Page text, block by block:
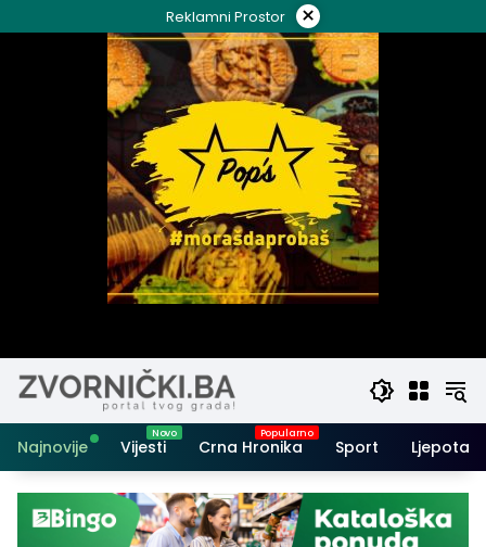
to
Reklamni Prostor ×
Najnovije Vijesti Crna Hronika Sport Ljepota i